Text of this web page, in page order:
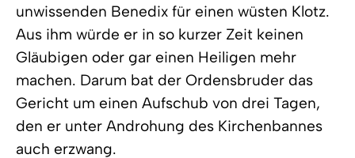
unwissenden Benedix für einen wüsten Klotz.
Aus ihm würde er in so kurzer Zeit keinen
Gläubigen oder gar einen Heiligen mehr
machen. Darum bat der Ordensbruder das
Gericht um einen Aufschub von drei Tagen,
den er unter Androhung des Kirchenbannes
auch erzwang.